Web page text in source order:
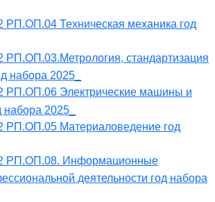
РП.ОП.04 Техническая механика год
РП.ОП.03.Метрология, стандартизация
набора 2025_
РП.ОП.06 Электрические машины и
2025_
РП.ОП.05 Материаловедение год
РП.ОП.08. Информационные
деятельности год набора